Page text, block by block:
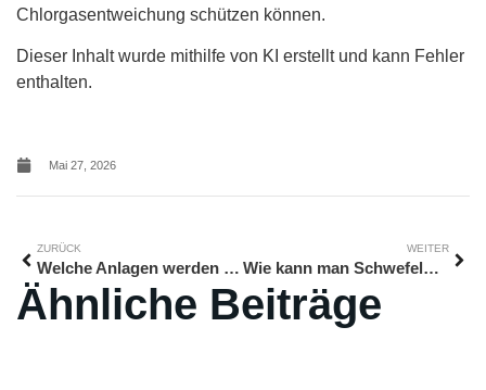
Chlorgasentweichung schützen können.
Dieser Inhalt wurde mithilfe von KI erstellt und kann Fehler
enthalten.
Mai 27, 2026
ZURÜCK
Welche Anlagen werden durch H2S besonders schnell zerstört?
WEITER
Wie kann man Schwefelwasserstoff dauerhaft aus der Abluft entfernen?
Ähnliche Beiträge